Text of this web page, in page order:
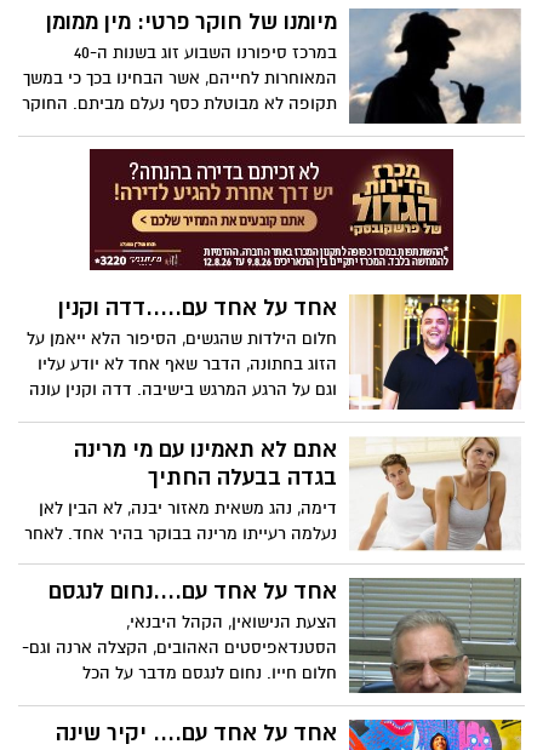
מיומנו של חוקר פרטי: מין ממומן
במרכז סיפורנו השבוע זוג בשנות ה-40
המאוחרות לחייהם, אשר הבחינו בכך כי במשך
תקופה לא מבוטלת כסף נעלם מביתם. החוקר
בביתם בכדי לגלות את הסוד שעומד מאחורי
ההעלמות הקלות. מתקין, צופה ונתקל
בהפתעה ענקית - מי שעומד מאחורי
רגע לפני שההורים מתעמתים עם בנם, קיין
ומגלה מקום מעניין במיוחד...
אחד על אחד עם.....דדה וקנין
חלום הילדות שהגשים, הסיפור הלא ייאמן על
הזוג בחתונה, הדבר שאף אחד לא יודע עליו
וגם על הרגע המרגש בישיבה. דדה וקנין עונה
אתם לא תאמינו עם מי מרינה
בגדה בבעלה החתיך
דימה, נהג משאית מאזור יבנה, לא הבין לאן
נעלמה רעייתו מרינה בבוקר בהיר אחד. לאחר
בדיקה קצרה ומהירה של ליאור החוקר, הוא
הציג לדימה תמונה שהותירה אותו בהלם
אחד על אחד עם....נחום לנגסם
הצעת הנישואין, הקהל היבנאי,
הסטנדאפיסטים האהובים, הקצלה ארנה וגם-
חלום חייו. נחום לנגסם מדבר על הכל
אחד על אחד עם.... יקיר שינה